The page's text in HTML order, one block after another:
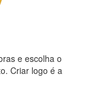
e escolha o
Criar logo é a